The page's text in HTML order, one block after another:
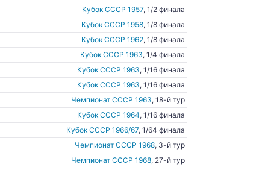
Кубок СССР 1957, 1/2 финала
Кубок СССР 1958, 1/8 финала
Кубок СССР 1962, 1/8 финала
Кубок СССР 1963, 1/4 финала
Кубок СССР 1963, 1/16 финала
Кубок СССР 1963, 1/16 финала
Чемпионат СССР 1963, 18-й тур
Кубок СССР 1964, 1/16 финала
Кубок СССР 1966/67, 1/64 финала
Чемпионат СССР 1968, 3-й тур
Чемпионат СССР 1968, 27-й тур